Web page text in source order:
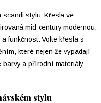
scandi stylu. Křesla ve
mid-century modernou,
funkčnost. Volte křesla s
které nejen že vypadají
barvy a přírodní materiály
stylu